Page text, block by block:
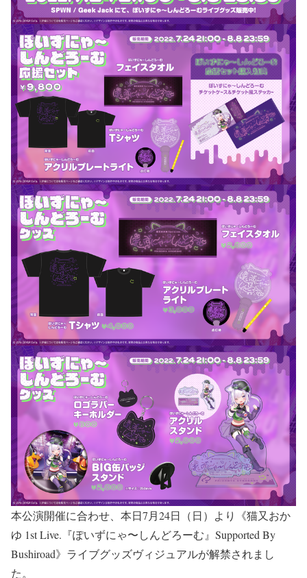
本公演開催に合わせ、本日7月24日（日）より《猫又おか
ゆ 1st Live.『ぽいずにゃ〜しんどろーむ』Supported By
Bushiroad》ライブグッズヴィジュアルが解禁されまし
た。